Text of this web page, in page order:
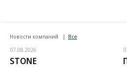
Новости компаний Все
07.08.2026
STONE